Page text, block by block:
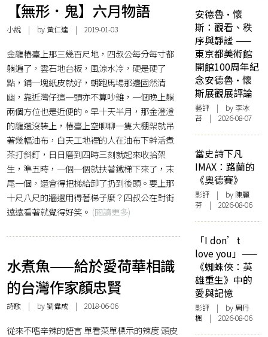
【無形．鬼】六月物語
小說 | by 黃仁逵 | 2019-01-03
金龍樁臺上那三幾百尺地，四叔公每分每寸都
躺遍了，雲石地台板，風涼水冷，硬是硬了
點，鋪一塊紙皮就好，朝跑馬場那邊固然清
幽，靠近灣仔這一頭亦不算吵雜，一個晚上躺
兩個方位也是近便的。早十天半月，那金澄澄
的龍還沒裝上，樁臺上空聊聊一隻大棚架就吊
著幾幅油布，白天工地裡的人在油布下幹活煮
茶打斜釘，日日磨到四時三刻就起來收拾架
生，準五時，一個一個就扶著鐵梯下來了，末
尾一個，還會得把梯給卸了扔到後頭。要上那
十尺八尺的牆還用得著梯子麼？四叔公在對街
遠遠看著就覺得好笑。 (閱讀更多)
水煮魚——給於愛荷華相識
的台灣作家顏忠賢
詩歌 | by劉偉成 | 2018-06-06
從來不嗜辛辣的語言 單看菜單標示的辣度 頭皮
安德魯·懷
斯：觀看、秩
序與靜謐 ——
東京都美術館
開館100周年紀
念安德魯·懷
斯展觀展評論
藝評 | by 李冰
苔 | 2026-08-07
當史詩下凡
IMAX：路蘭的
《奧德賽》
影評 | by 陳麗
芬 | 2026-08-06
「I don’t
love you」——
《蜘蛛俠：英
雄重生》中的
愛與記憶
影評 | by周丹
楓 | 2026-08-06